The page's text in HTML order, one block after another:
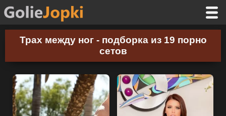
Трах между ног - подборка из 19 порно
сетов